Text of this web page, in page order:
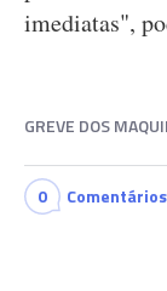
imediatas",
GREVE DOS
0 Comentários